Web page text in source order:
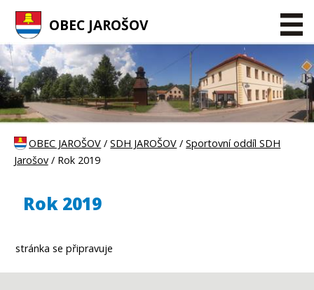
OBEC JAROŠOV
OBEC JAROŠOV /SDH JAROŠOV /Sportovní oddíl SDH
Jarošov/ Rok 2019
Rok 2019
stránka se připravuje